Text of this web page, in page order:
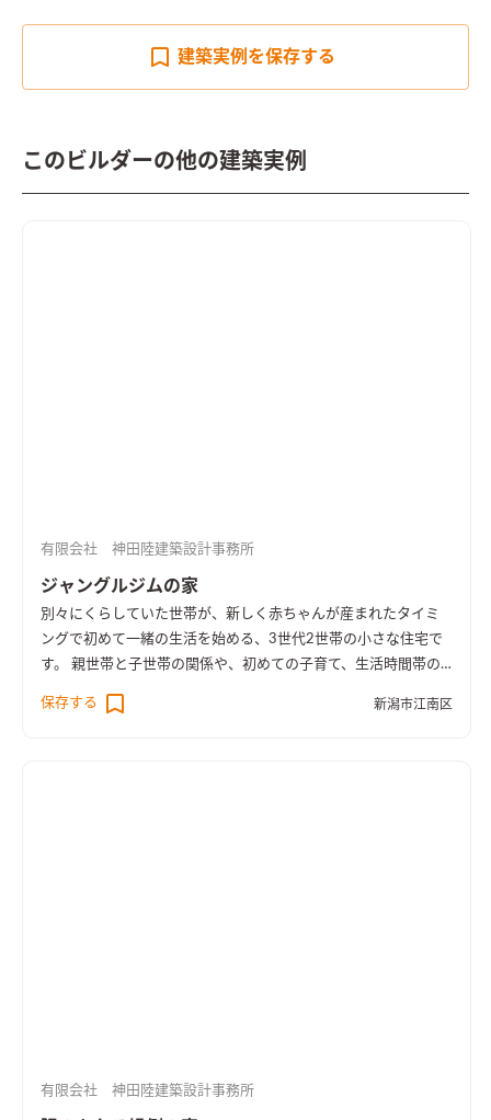
建築実例を保存する
このビルダーの他の建築実例
有限会社 神田陸建築設計事務所
ジャングルジムの家
別々にくらしていた世帯が、新しく赤ちゃんが産まれたタイミ
ングで初めて一緒の生活を始める、3世代2世帯の小さな住宅で
す。 親世帯と子世帯の関係や、初めての子育て、生活時間帯の
た。 ちらりと表情がうかがえる距離感。 1.5階層の離れているよ
保存する 新潟市江南区
有限会社 神田陸建築設計事務所